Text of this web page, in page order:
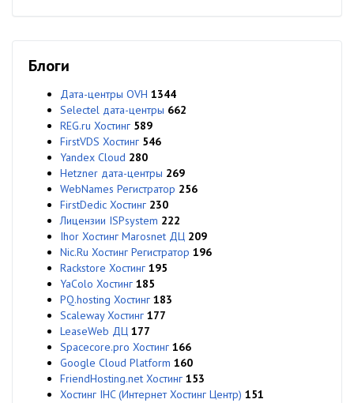
Блоги
Дата-центры OVH 1344
Selectel дата-центры 662
REG.ru Хостинг 589
FirstVDS Хостинг 546
Yandex Cloud 280
Hetzner дата-центры 269
WebNames Регистратор 256
FirstDedic Хостинг 230
Лицензии ISPsystem 222
Ihor Хостинг Marosnet ДЦ 209
Nic.Ru Хостинг Регистратор 196
Rackstore Хостинг 195
YaColo Хостинг 185
PQ.hosting Хостинг 183
Scaleway Хостинг 177
LeaseWeb ДЦ 177
Spacecore.pro Хостинг 166
Google Cloud Platform 160
FriendHosting.net Хостинг 153
Хостинг IHC (Интернет Хостинг Центр) 151